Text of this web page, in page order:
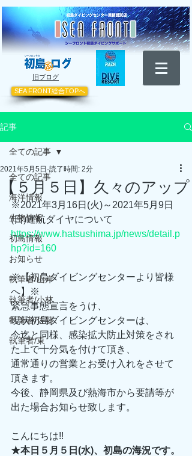
​旧ブログ
SEA FRONT総合TOPへ
記事
全ての記事
海洋情報
生物情報
初島情報
お知らせ
執筆者/山岸
執筆者/小林
執筆者/佐藤
執筆者/東
全ての記事
【５月５日】久々のアップ
2021年5月5日 読了時間: 2分
※2021年3月16日(火)～2021年5月9日
(日)運航ダイヤについて
https://www.hatsushima.jp/news/detail.p
hp?id=160
※【初島ダイビングセンターより皆様
へ】※
緊急事態宣言をうけ、
現状初島ダイビングセンターは、
今迄と同様、感染拡大防止対策をされ
た上で十分気を付けて頂き、
通常通りの営業とお受け入れをさせて
頂きます。
今後、静岡県及び熱海市から要請等が
出た場合お知らせ致します。
こんにちは!!
★本日５月５日(水)、初島の海況です。